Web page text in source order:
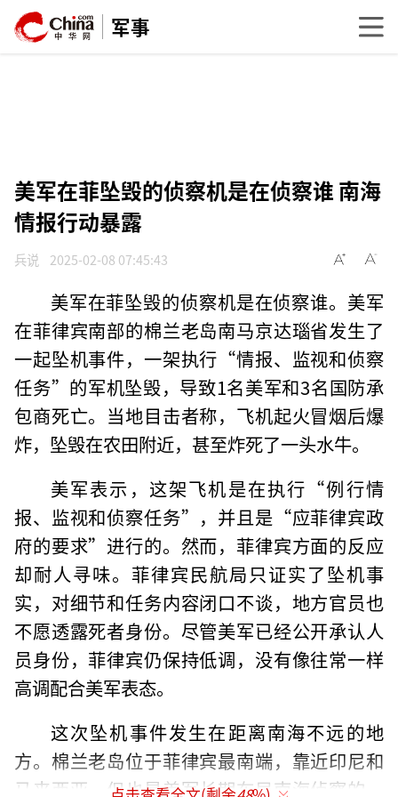
军事
美军在菲坠毁的侦察机是在侦察谁 南海
情报行动暴露
兵说 2025-02-08 07:45:43
美军在菲坠毁的侦察机是在侦察谁。美军
在菲律宾南部的棉兰老岛南马京达瑙省发生了
一起坠机事件，一架执行“情报、监视和侦察
任务”的军机坠毁，导致1名美军和3名国防承
包商死亡。当地目击者称，飞机起火冒烟后爆
炸，坠毁在农田附近，甚至炸死了一头水牛。
美军表示，这架飞机是在执行“例行情
报、监视和侦察任务”，并且是“应菲律宾政
府的要求”进行的。然而，菲律宾方面的反应
却耐人寻味。菲律宾民航局只证实了坠机事
实，对细节和任务内容闭口不谈，地方官员也
不愿透露死者身份。尽管美军已经公开承认人
员身份，菲律宾仍保持低调，没有像往常一样
高调配合美军表态。
这次坠机事件发生在距离南海不远的地
方。棉兰老岛位于菲律宾最南端，靠近印尼和
马来西亚，但也是美军长期布局南海侦察的一